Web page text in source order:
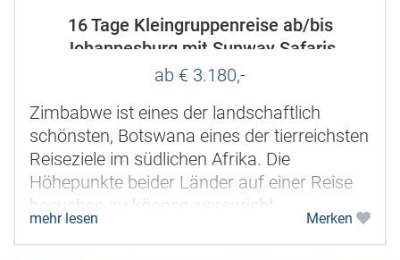
16 Tage Kleingruppenreise ab/bis
Johannesburg mit Sunway Safaris
ab € 3.180,-
Zimbabwe ist eines der landschaftlich
schönsten, Botswana eines der tierreichsten
Reiseziele im südlichen Afrika. Die
Höhepunkte beider Länder auf einer Reise
besuchen zu können, verspricht
außergewöhnliche Erlebnisse. Sie
besuchen...
mehr lesen Merken